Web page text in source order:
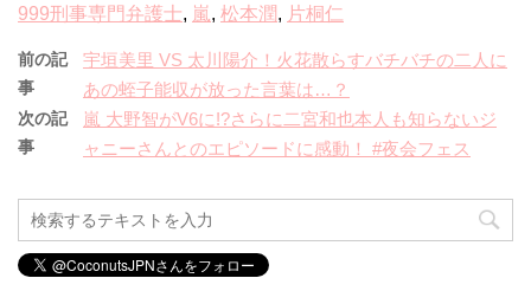
999刑事専門弁護士, 嵐, 松本潤, 片桐仁
前の記
事
宇垣美里 VS 太川陽介！火花散らすバチバチの二人に
あの蛭子能収が放った言葉は…？
次の記
事
嵐 大野智がV6に!?さらに二宮和也本人も知らないジ
ャニーさんとのエピソードに感動！ #夜会フェス